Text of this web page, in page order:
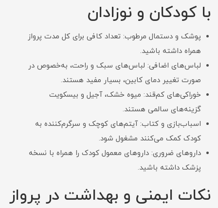
با کودکان و نوزادان
پوشک و دستمال مرطوب: تعداد کافی برای کل مدت پرواز
همراه داشته باشید.
لباس‌های اضافی: لباس‌های سبک و راحت، به‌خصوص در
صورت تغییر دمای کابین، بسیار مفید هستند.
خوراکی‌های کم‌قند: میوه خشک، آجیل و بیسکویت
گزینه‌های سالمی هستند.
اسباب‌بازی و کتاب: آیتم‌های کوچک و سرگرم‌کننده به
کودک کمک می‌کنند مشغول شود.
داروهای ضروری: داروهای معمول کودک را همراه با نسخه
پزشک داشته باشید.
نکات ایمنی و بهداشت در پرواز